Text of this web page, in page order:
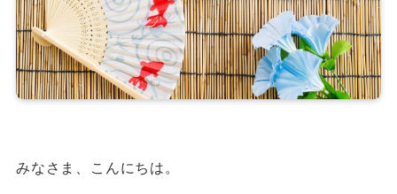
みなさま、こんにちは。